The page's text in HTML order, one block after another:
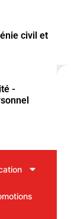
civil et
-